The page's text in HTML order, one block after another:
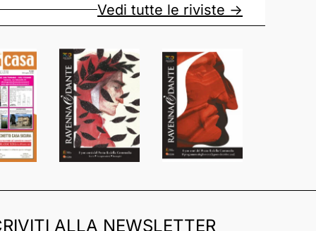
Vedi tutte le riviste ->
ALLA NEWSLETTER